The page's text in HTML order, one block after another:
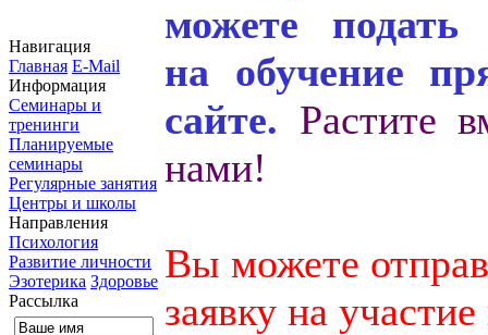
Навигация
Главная E-Mail
Информация
Семинары и
тренинги
Планируемые
семинары
Регулярные занятия
Центры и школы
Направления
Психология
Развитие личности
Эзотерика Здоровье
Рассылка
можете подать
на обучение
сайте. Растите
нами!
Вы можете
заявку на участие